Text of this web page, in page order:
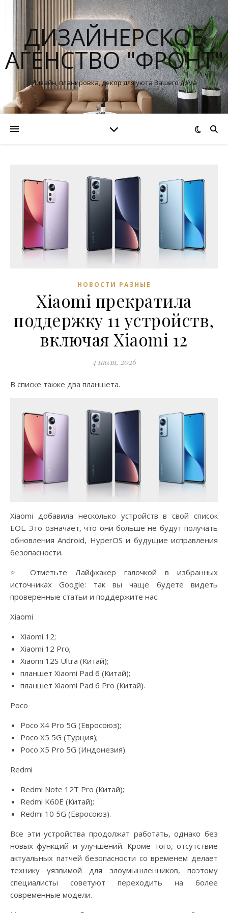
ДИЗАЙНЕРСКОЕ
АГЕНСТВО "ФРОНТ"
Дизайн, планировка, декор для уюта Вашего дома
НОВОСТИ РАЗНЫЕ
Xiaomi прекратила
поддержку 11 устройств,
включая Xiaomi 12
4 июля, 2026
В списке также два планшета.
Xiaomi добавила несколько устройств в свой список
EOL. Это означает, что они больше не будут получать
обновления Android, HyperOS и будущие исправления
безопасности.
⭐ Отметьте Лайфхакер галочкой в избранных
источниках Google: так вы чаще будете видеть
проверенные статьи и поддержите нас.
Xiaomi
Xiaomi 12;
Xiaomi 12 Pro;
Xiaomi 12S Ultra (Китай);
планшет Xiaomi Pad 6 (Китай);
планшет Xiaomi Pad 6 Pro (Китай).
Poco
Poco X4 Pro 5G (Евросоюз);
Poco X5 5G (Турция);
Poco X5 Pro 5G (Индонезия).
Redmi
Redmi Note 12T Pro (Китай);
Redmi K60E (Китай);
Redmi 10 5G (Евросоюз).
Все эти устройства продолжат работать, однако без
новых функций и улучшений. Кроме того, отсутствие
актуальных патчей безопасности со временем делает
технику уязвимой для злоумышленников, поэтому
специалисты советуют переходить на более
современные модели.